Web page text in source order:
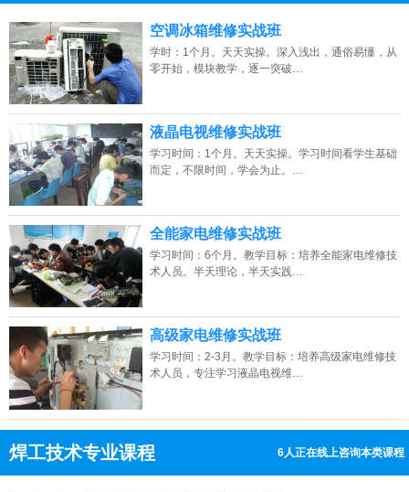
点击免费咨询电话：13807313137
空调冰箱维修实战班
学时：1个月。天天实操。深入浅出，通俗易懂，从
零开始，模块教学，逐一突破…
液晶电视维修实战班
学习时间：1个月。天天实操。学习时间看学生基础
而定，不限时间，学会为止。…
全能家电维修实战班
学习时间：6个月。教学目标：培养全能家电维修技
术人员。半天理论，半天实践…
高级家电维修实战班
学习时间：2-3月。教学目标：培养高级家电维修技
术人员，专注学习液晶电视维…
焊工技术专业课程 12人正在线上咨询本类课程